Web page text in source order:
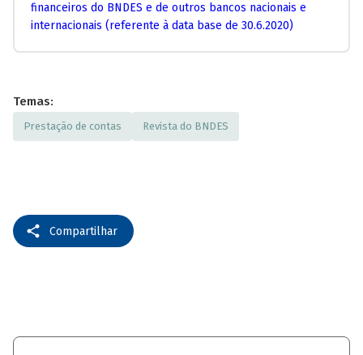
financeiros do BNDES e de outros bancos nacionais e
internacionais (referente à data base de 30.6.2020)
Temas:
Prestação de contas Revista do BNDES
Compartilhar